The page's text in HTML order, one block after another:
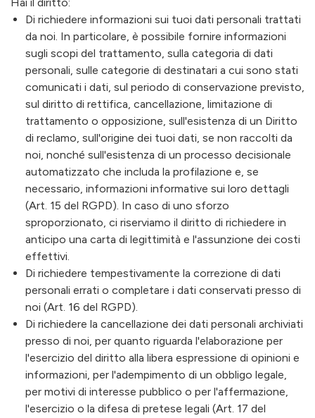
Di richiedere informazioni sui tuoi dati personali trattati
da noi. In particolare, è possibile fornire informazioni
sugli scopi del trattamento, sulla categoria di dati
personali, sulle categorie di destinatari a cui sono stati
comunicati i dati, sul periodo di conservazione previsto,
sul diritto di rettifica, cancellazione, limitazione di
trattamento o opposizione, sull'esistenza di un Diritto
di reclamo, sull'origine dei tuoi dati, se non raccolti da
noi, nonché sull'esistenza di un processo decisionale
automatizzato che includa la profilazione e, se
necessario, informazioni informative sui loro dettagli
(Art. 15 del RGPD). In caso di uno sforzo
sproporzionato, ci riserviamo il diritto di richiedere in
anticipo una carta di legittimità e l'assunzione dei costi
effettivi.
Di richiedere tempestivamente la correzione di dati
personali errati o completare i dati conservati presso di
noi (Art. 16 del RGPD).
Di richiedere la cancellazione dei dati personali archiviati
presso di noi, per quanto riguarda l'elaborazione per
l'esercizio del diritto alla libera espressione di opinioni e
informazioni, per l'adempimento di un obbligo legale,
per motivi di interesse pubblico o per l'affermazione,
l'esercizio o la difesa di pretese legali (Art. 17 del